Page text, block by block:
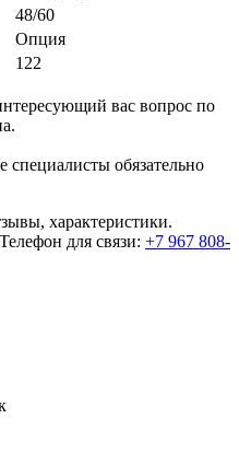
48/60
Опция
122
вас вопрос по
обязательно
характеристики.
для связи: +7 967 808-